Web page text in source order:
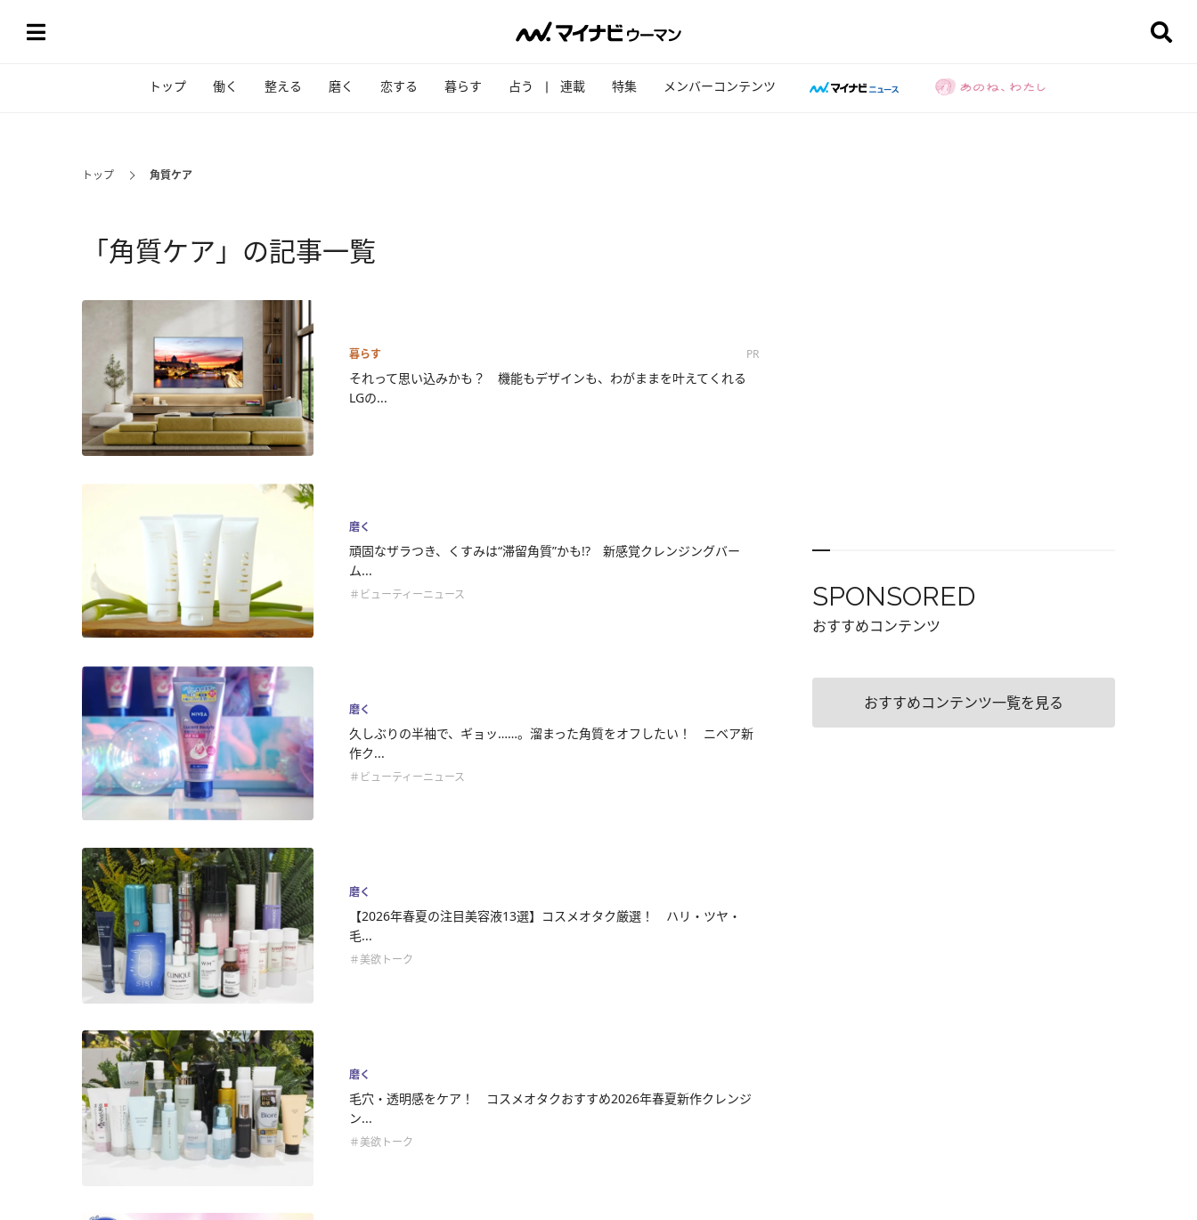
トップ 働く 整える 磨く 恋する 暮らす 占う 連載 特集 メンバーコンテンツ
トップ 角質ケア
「角質ケア」の記事一覧
暮らす PR
それって思い込みかも？ 機能もデザインも、わがままを叶えてくれる
LGの...
磨く
頑固なザラつき、くすみは“滞留角質”かも!? 新感覚クレンジングバー
ム...
＃ビューティーニュース
磨く
久しぶりの半袖で、ギョッ……。溜まった角質をオフしたい！ ニベア新
作ク...
＃ビューティーニュース
磨く
【2026年春夏の注目美容液13選】コスメオタク厳選！ ハリ・ツヤ・
毛...
＃美欲トーク
磨く
毛穴・透明感をケア！ コスメオタクおすすめ2026年春夏新作クレンジ
ン...
＃美欲トーク
SPONSORED
おすすめコンテンツ
おすすめコンテンツ一覧を見る